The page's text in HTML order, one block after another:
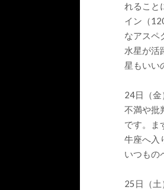
れること
イン（
なアスペ
水星が活
星もいい
24日（
不満や批
です。ま
牛座へ入
いつもの
25日（土